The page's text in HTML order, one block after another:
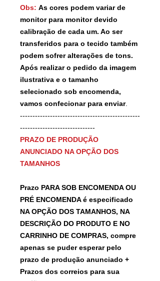
Obs: As cores podem variar de
monitor para monitor devido
calibração de cada um. Ao ser
transferidos para o tecido também
podem sofrer alterações de tons.
Após realizar o pedido da imagem
ilustrativa e o tamanho
selecionado sob encomenda,
vamos confecionar para enviar.
------------------------------------------------
------------------------------
PRAZO DE PRODUÇÃO
ANUNCIADO NA OPÇÃO DOS
TAMANHOS
Prazo PARA SOB ENCOMENDA OU
PRÉ ENCOMENDA é especificado
NA OPÇÃO DOS TAMANHOS, NA
DESCRIÇÃO DO PRODUTO E NO
CARRINHO DE COMPRAS, compre
apenas se puder esperar pelo
prazo de produção anunciado +
Prazos dos correios para sua